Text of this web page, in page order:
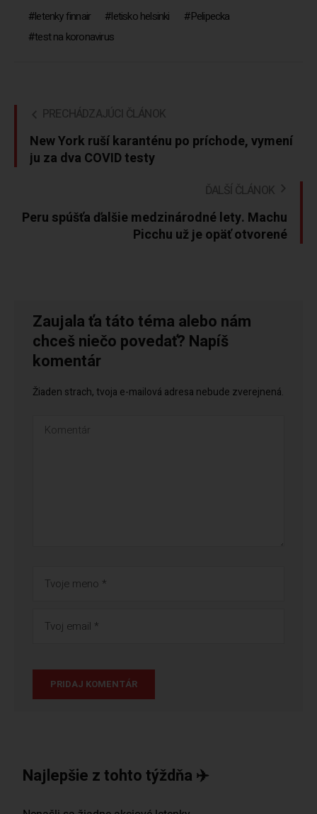
letenky finnair
letisko helsinki
Pelipecka
test na koronavirus
PRECHÁDZAJÚCI ČLÁNOK
New York ruší karanténu po príchode, vymení
ju za dva COVID testy
ĎALŠÍ ČLÁNOK
Peru spúšťa ďalšie medzinárodné lety. Machu
Picchu už je opäť otvorené
Zaujala ťa táto téma alebo nám
chceš niečo povedať? Napíš
komentár
Žiaden strach, tvoja e-mailová adresa nebude zverejnená.
Najlepšie z tohto týždňa ✈️